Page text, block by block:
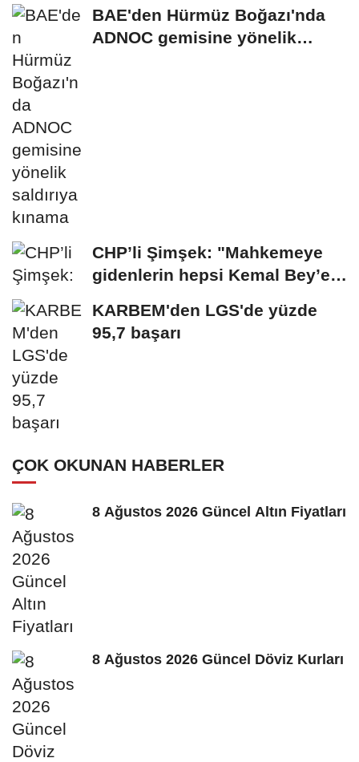
BAE'den Hürmüz Boğazı'nda
ADNOC gemisine yönelik
CHP’li Şimşek: "Mahkemeye
gidenlerin hepsi Kemal Bey’e
KARBEM'den LGS'de yüzde
95,7 başarı
ÇOK OKUNAN HABERLER
8 Ağustos 2026 Güncel Altın Fiyatları
8 Ağustos 2026 Güncel Döviz Kurları